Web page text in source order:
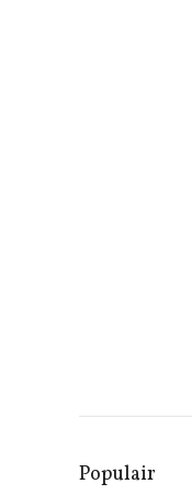
Populair